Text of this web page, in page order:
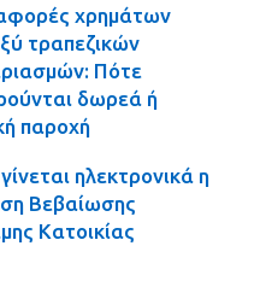
χρημάτων
τραπεζικών
Πότε
δωρεά ή
παροχή
ηλεκτρονικά η
Βεβαίωσης
Κατοικίας